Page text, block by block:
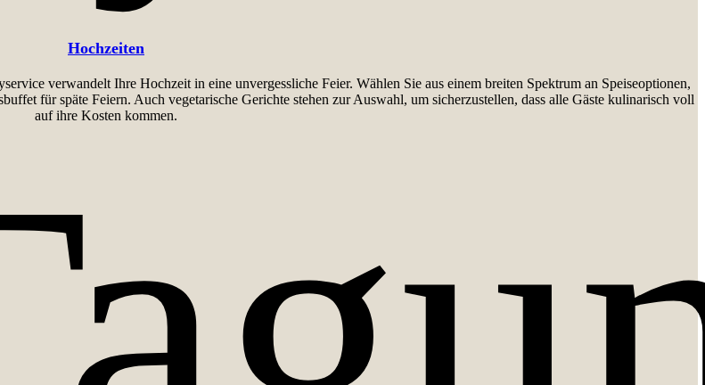
Hochzeiten
verwandelt Ihre Hochzeit in eine unvergessliche Feier. Wählen Sie aus einem breiten Spektrum an Speiseoptionen,
für späte Feiern. Auch vegetarische Gerichte stehen zur Auswahl, um sicherzustellen, dass alle Gäste kulinarisch voll
auf ihre Kosten kommen.